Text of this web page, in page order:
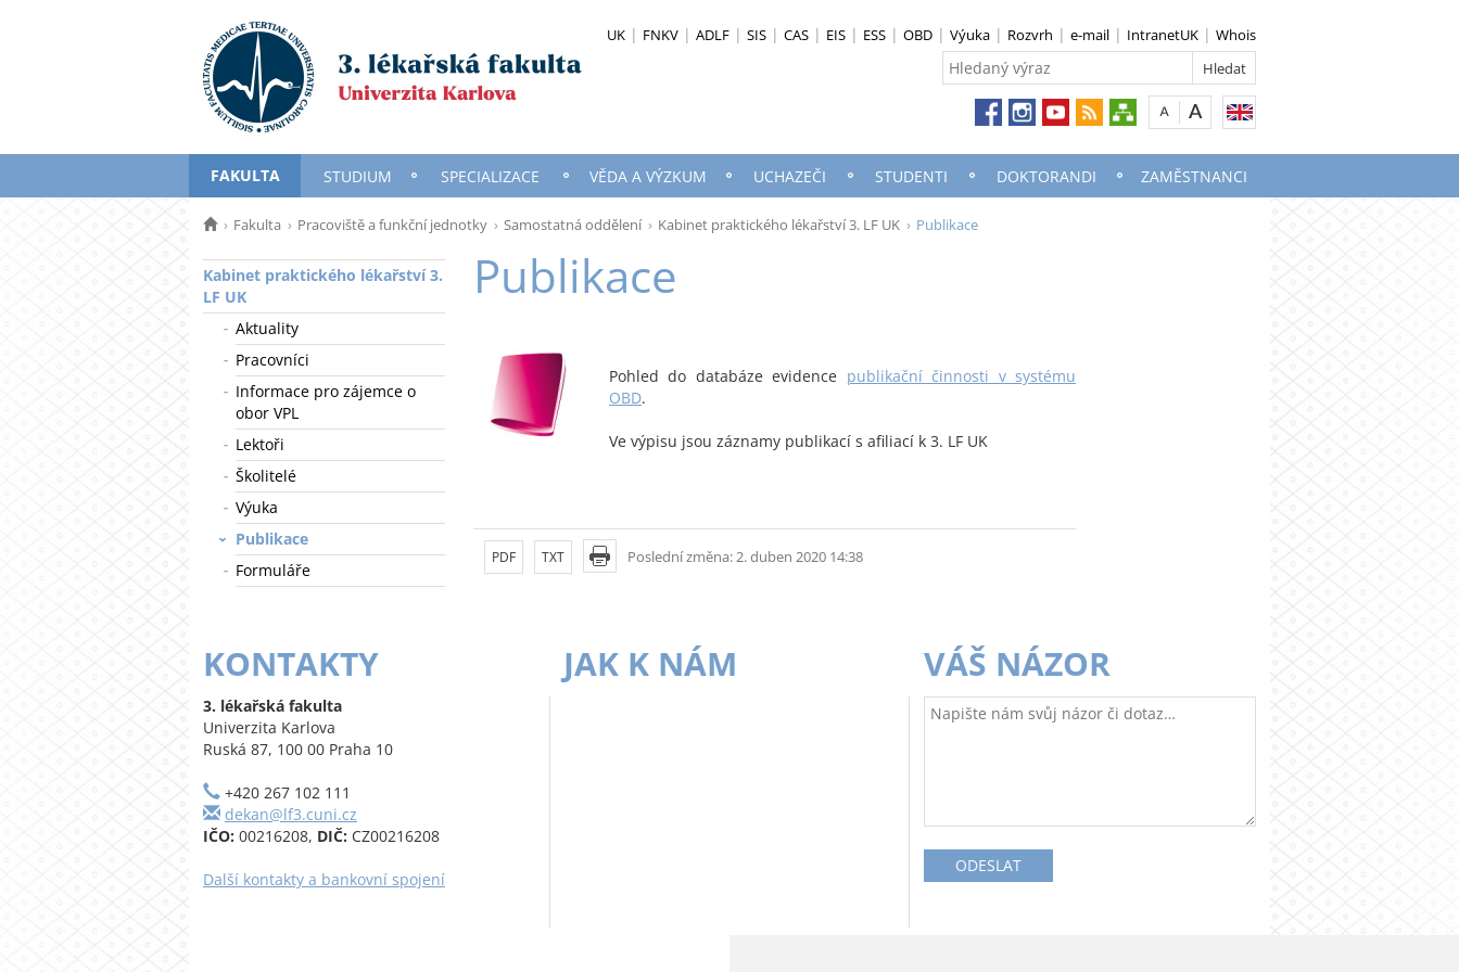
UK FNKV ADLF SIS CAS EIS ESS OBD Výuka Rozvrh e-mail IntranetUK Whois
FAKULTA STUDIUM SPECIALIZACE VĚDA A VÝZKUM UCHAZEČI STUDENTI DOKTORANDI ZAMĚSTNANCI
Fakulta Pracoviště a funkční jednotky Samostatná oddělení Kabinet praktického lékařství 3. LF UK Publikace
Kabinet praktického lékařství 3.
LF UK
Aktuality
Pracovníci
Informace pro zájemce o
obor VPL
Lektoři
Školitelé
Výuka
Publikace
Formuláře
Publikace
Pohled do databáze evidence publikační činnosti v systému
OBD.
Ve výpisu jsou záznamy publikací s afiliací k 3. LF UK
Poslední změna: 2. duben 2020 14:38
PDF TXT
KONTAKTY
3. lékařská fakulta
Univerzita Karlova
Ruská 87, 100 00 Praha 10
+420 267 102 111
dekan@lf3.cuni.cz
IČO: 00216208, DIČ: CZ00216208
Další kontakty a bankovní spojení
JAK K NÁM VÁŠ NÁZOR